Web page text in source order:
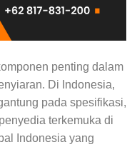
penting dalam
Di Indonesia,
pada spesifikasi,
terkemuka di
Indonesia yang